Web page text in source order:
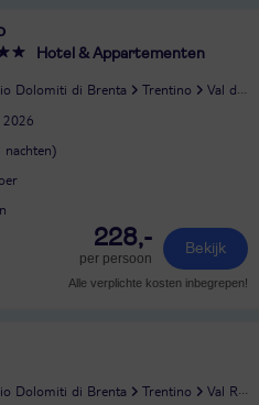
Hotel & Appartementen
Dolomiti di Brenta Trentino Val di Sole
2026
nachten)
228,-
per persoon
Bekijk
Alle verplichte kosten inbegrepen!
Dolomiti di Brenta Trentino Val Rendena